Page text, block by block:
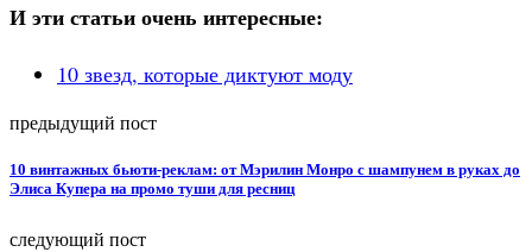
И эти статьи очень интересные:
10 звезд, которые диктуют моду
предыдущий пост
10 винтажных бьюти-реклам: от Мэрилин Монро с шампунем в руках до
Элиса Купера на промо туши для ресниц
следующий пост